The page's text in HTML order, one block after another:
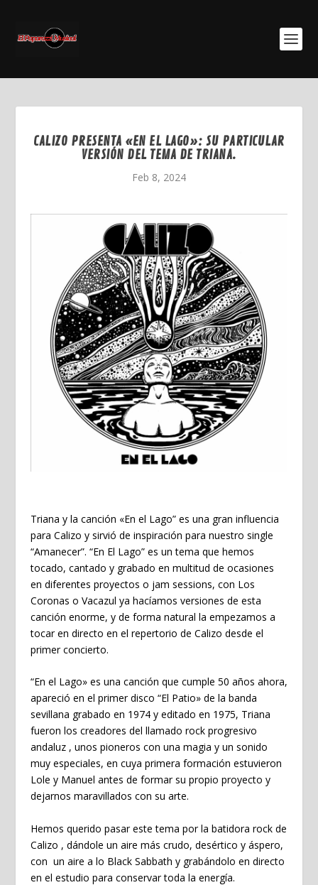
CALIZO PRESENTA «EN EL LAGO»: SU PARTICULAR
VERSIÓN DEL TEMA DE TRIANA.
Feb 8, 2024
Triana y la canción «En el Lago” es una gran influencia
para Calizo y sirvió de inspiración para nuestro single
“Amanecer”. “En El Lago” es un tema que hemos
tocado, cantado y grabado en multitud de ocasiones
en diferentes proyectos o jam sessions, con Los
Coronas o Vacazul ya hacíamos versiones de esta
canción enorme, y de forma natural la empezamos a
tocar en directo en el repertorio de Calizo desde el
primer concierto.
“En el Lago» es una canción que cumple 50 años ahora,
apareció en el primer disco “El Patio» de la banda
sevillana grabado en 1974 y editado en 1975, Triana
fueron los creadores del llamado rock progresivo
andaluz , unos pioneros con una magia y un sonido
muy especiales, en cuya primera formación estuvieron
Lole y Manuel antes de formar su propio proyecto y
dejarnos maravillados con su arte.
Hemos querido pasar este tema por la batidora rock de
Calizo , dándole un aire más crudo, desértico y áspero,
con un aire a lo Black Sabbath y grabándolo en directo
en el estudio para conservar toda la energía.